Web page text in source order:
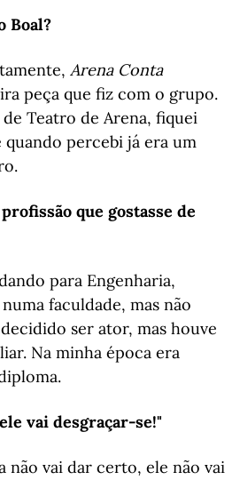
Boal?
Arena Conta
peça que fiz com o grupo.
Teatro de Arena, fiquei
percebi já era um
que gostasse de
para Engenharia,
faculdade, mas não
ser ator, mas houve
Na minha época era
vai desgraçar-se!"
não vai dar certo, ele não vai